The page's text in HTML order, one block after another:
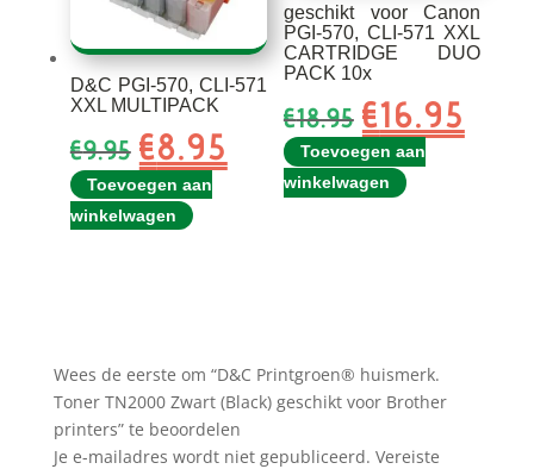
D&C PGI-570, CLI-571
XXL MULTIPACK
€9.95 Oorspronkelijke
prijs
was:
€9.95.
€8.95 Huidige
prijs
Toevoegen aan
winkelwagen
geschikt voor Canon
PGI-570, CLI-571 XXL
CARTRIDGE DUO
PACK 10x
€18.95
prijs
was:
€18.95.
€16.95
prijs
Toevoegen aan
winkelwagen
Wees de eerste om “D&C Printgroen® huismerk.
Toner TN2000 Zwart (Black) geschikt voor Brother
printers” te beoordelen
Je e-mailadres wordt niet gepubliceerd. Vereiste